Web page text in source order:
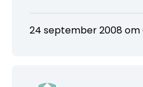
24 september 2008 om